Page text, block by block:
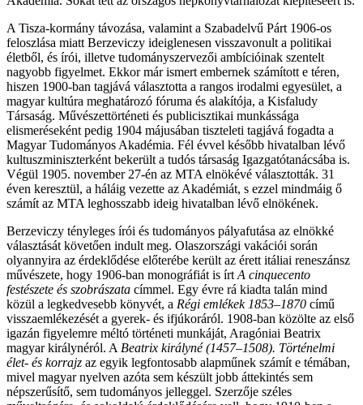
A Tisza-kormány távozása, valamint a Szabadelvű Párt 1906-os
feloszlása miatt Berzeviczy ideiglenesen visszavonult a politikai
életből, és írói, illetve tudományszervezői ambícióinak szentelt
nagyobb figyelmet. Ekkor már ismert embernek számított e téren,
hiszen 1900-ban tagjává választotta a rangos irodalmi egyesület, a
magyar kultúra meghatározó fóruma és alakítója, a Kisfaludy
Társaság. Művészettörténeti és publicisztikai munkássága
elismeréseként pedig 1904 májusában tiszteleti tagjává fogadta a
Magyar Tudományos Akadémia. Fél évvel később hivatalban lévő
kultuszminiszterként bekerült a tudós társaság Igazgatótanácsába is.
Végül 1905. november 27-én az MTA elnökévé választották. 31
éven keresztül, a háláig vezette az Akadémiát, s ezzel mindmáig ő
számít az MTA leghosszabb ideig hivatalban lévő elnökének.
Berzeviczy tényleges írói és tudományos pályafutása az elnökké
választását követően indult meg. Olaszországi vakációi során
olyannyira az érdeklődése előterébe került az érett itáliai reneszánsz
művészete, hogy 1906-ban monográfiát is írt A cinquecento
festészete és szobrászata címmel. Egy évre rá kiadta talán mind
közül a legkedvesebb könyvét, a Régi emlékek 1853–1870 című
visszaemlékezését a gyerek- és ifjúkoráról. 1908-ban közölte az első
igazán figyelemre méltó történeti munkáját, Aragóniai Beatrix
magyar királynéról. A Beatrix királyné (1457–1508). Történelmi
élet- és korrajz az egyik legfontosabb alapműnek számít e témában,
mivel magyar nyelven azóta sem készült jobb áttekintés sem
népszerűsítő, sem tudományos jelleggel. Szerzője széles